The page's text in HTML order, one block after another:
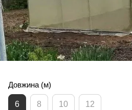
Довжина (м)
6 8 10 12